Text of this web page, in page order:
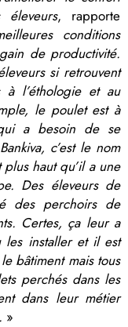
, rapporte
conditions
de productivité.
si retrouvent
à l’éthologie et au
le poulet est à
a besoin de se
c’est le nom
haut qu’il a une
Des éleveurs de
des perchoirs de
Certes, ça leur a
installer et il est
bâtiment mais tous
perchés dans les
dans leur métier
»